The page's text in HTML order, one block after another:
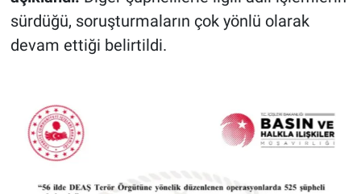
sürdüğü, soruşturmaların çok yönlü olarak
devam ettiği belirtildi.